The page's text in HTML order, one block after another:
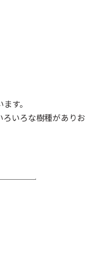
す。
ろいろな樹種がありお